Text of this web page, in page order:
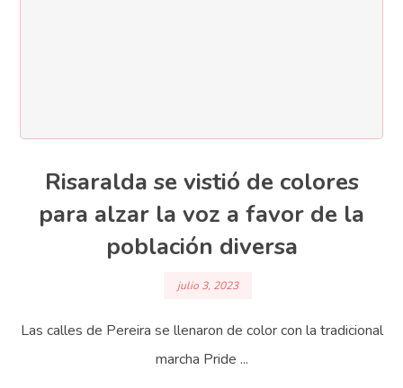
Risaralda se vistió de colores
para alzar la voz a favor de la
población diversa
julio 3, 2023
Las calles de Pereira se llenaron de color con la tradicional
marcha Pride ...